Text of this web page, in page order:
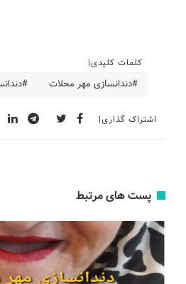
کلمات کلیدی
#دندانسازی مهر محلات
اشتراک گذاری
پست های مرتبط